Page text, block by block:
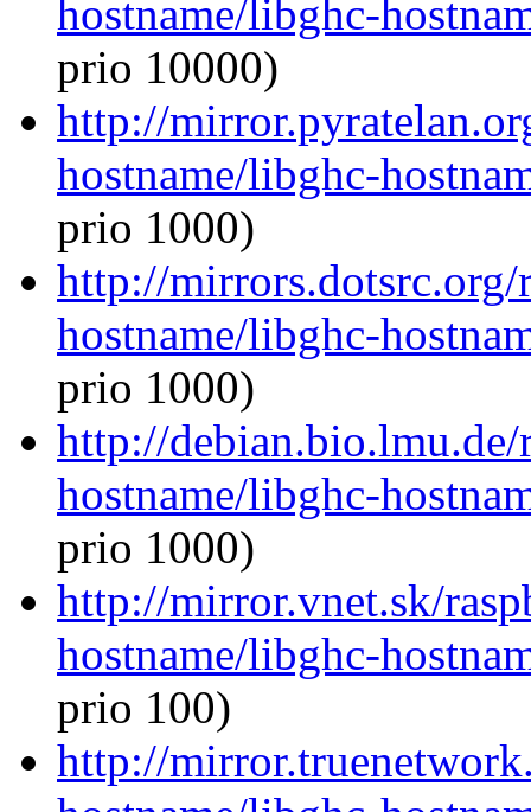
hostname/libghc-
prio 10000)
http://
hostname/libghc-
prio 1000)
http://
hostname/libghc-
prio 1000)
http://
hostname/libghc-
prio 1000)
http://mirror.vnet.sk/
hostname/libghc-
prio 100)
http://